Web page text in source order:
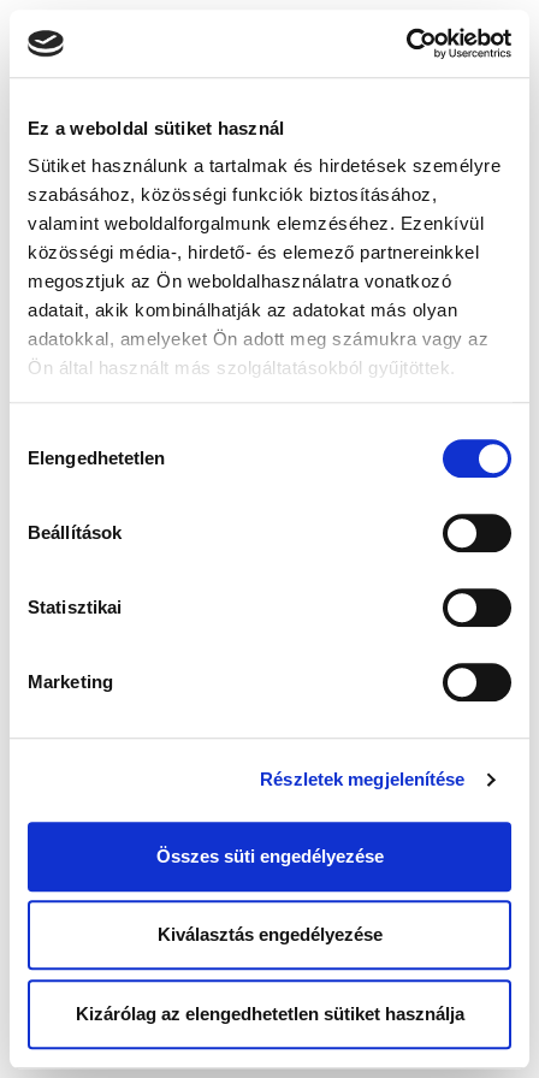
Ez a weboldal sütiket használ
Sütiket használunk a tartalmak és hirdetések személyre
szabásához, közösségi funkciók biztosításához,
valamint weboldalforgalmunk elemzéséhez. Ezenkívül
közösségi média-, hirdető- és elemező partnereinkkel
megosztjuk az Ön weboldalhasználatra vonatkozó
adatait, akik kombinálhatják az adatokat más olyan
adatokkal, amelyeket Ön adott meg számukra vagy az
Ön által használt más szolgáltatásokból gyűjtöttek.
kiválasztása
Elengedhetetlen
Beállítások
Statisztikai
Marketing
Részletek megjelenítése
Összes süti engedélyezése
Kiválasztás engedélyezése
Kizárólag az elengedhetetlen sütiket használja